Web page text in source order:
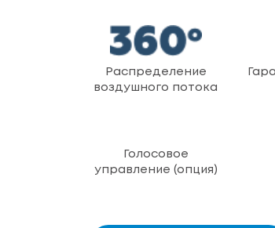
Распределение
воздушного потока
Голосовое
управление (опция)